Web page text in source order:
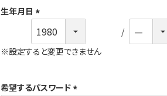
生年月日
(
必
須
※設定すると変更できません
希望するパスワード